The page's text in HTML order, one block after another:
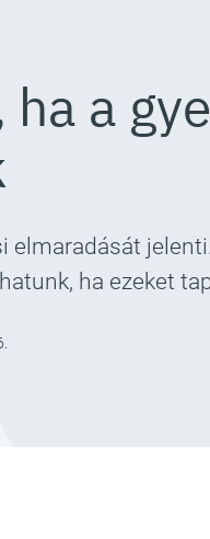
a
elmaradását
ha ezeket